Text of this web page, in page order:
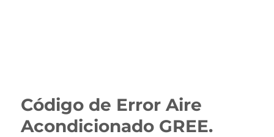
Código de Error Aire
Acondicionado GREE.